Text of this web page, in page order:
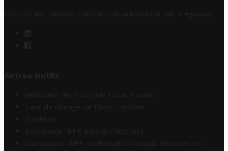
trovit.tn est détenu, maintenu et administré par Megaweb
Autres Outils
Validateur de matricule fiscal Tunisie
Taux de change de Dinar Tunisien
TuniRIBs
Simulateur IRPP Salarié / Retraité
Calculateur IRPP de Retraité Français Résident en